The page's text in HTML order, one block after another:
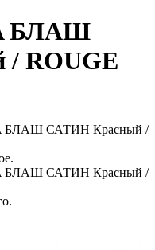
БЛАШ
ROUGE
БЛАШ САТИН Красный /
БЛАШ САТИН Красный /